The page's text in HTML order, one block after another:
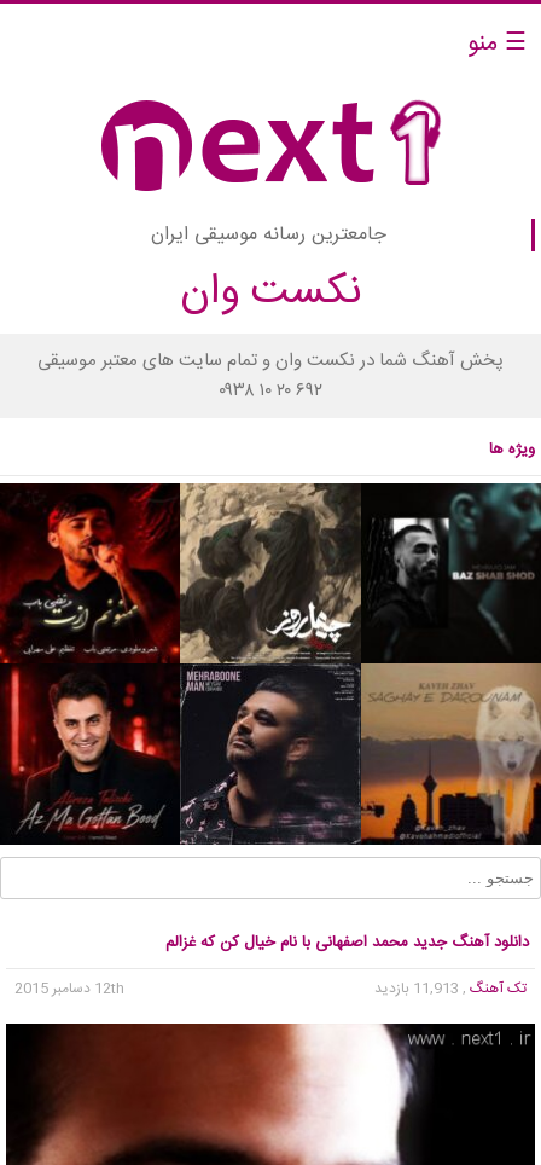
☰ منو
جامعترین رسانه موسیقی ایران
نکست وان
پخش آهنگ شما در نکست وان و تمام سایت های معتبر موسیقی
۰۹۳۸ ۱۰ ۲۰ ۶۹۲
ویژه ها
دانلود آهنگ جدید محمد اصفهانی با نام خیال کن که غزالم
تک آهنگ , 11,913 بازدید 12th دسامبر 2015